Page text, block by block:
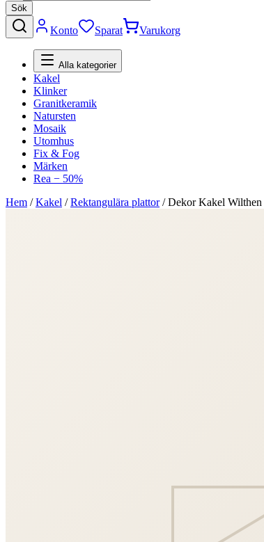
Sök
Konto Sparat Varukorg
Alla kategorier
Kakel
Klinker
Granitkeramik
Natursten
Mosaik
Utomhus
Fix & Fog
Märken
Rea − 50%
Hem /Kakel /Rektangulära plattor/Dekor Kakel